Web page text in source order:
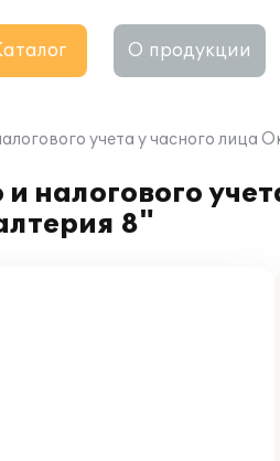
О продукции
учета у часного
налогового
8"